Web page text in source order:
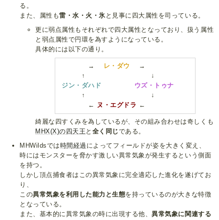
る。
また、属性も雷・水・火・氷 と見事に四大属性を司っている。
更に弱点属性もそれぞれで四大属性となっており、扱う属性
と弱点属性で円環を為すようになっている。
具体的には以下の通り。
→ レ・ダウ
→
↑ ↓
ジン・ダハド
ウズ・トゥナ
↑ ↓
← ヌ・エグドラ ←
綺麗な四すくみを為しているが、その組み合わせは奇しくも
MHX(X)の四天王 と 全く同じである。
MHWildsでは時間経過 によってフィールドが姿を大きく変え、
時にはモンスターを脅かす激しい異常気象が発生するという側面
を持つ。
しかし頂点捕食者はこの異常気象に完全適応した進化を遂げてお
り、
この異常気象を利用した能力と生態を持っているのが大きな特徴
となっている。
また、基本的に異常気象の時に出現する他、異常気象に関連する